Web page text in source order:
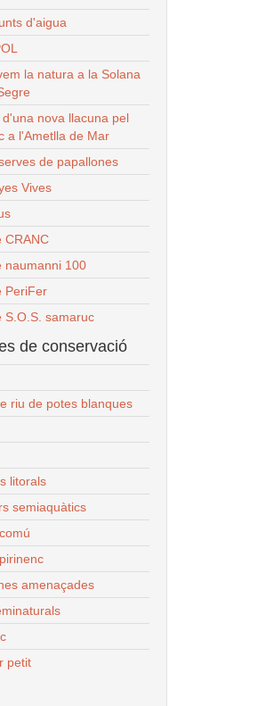
d'aigua
la natura a la Solana
nova llacuna pel
a l'Ametlla de Mar
de papallones
Vives
CRANC
naumanni 100
PeriFer
S.O.S. samaruc
de conservació
riu de potes blanques
litorals
semiaquàtics
amenaçades
petit